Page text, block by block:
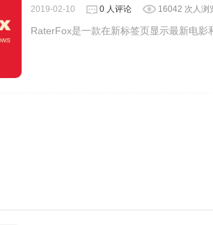
2019-02-10 0 人评论 16042 次人浏
RaterFox是一款在新标签页显示最新电影